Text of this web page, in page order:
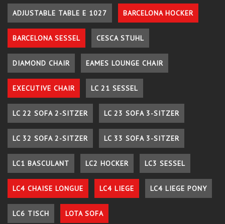
ADJUSTABLE TABLE E 1027 BARCELONA HOCKER
BARCELONA SESSEL CESCA STUHL
DIAMOND CHAIR EAMES LOUNGE CHAIR
EXECUTIVE CHAIR LC 21 SESSEL
LC 22 SOFA 2-SITZER LC 23 SOFA 3-SITZER
LC 32 SOFA 2-SITZER LC 33 SOFA 3-SITZER
LC1 BASCULANT LC2 HOCKER LC3 SESSEL
LC4 CHAISE LONGUE LC4 LIEGE LC4 LIEGE PONY
LC6 TISCH LOTA SOFA